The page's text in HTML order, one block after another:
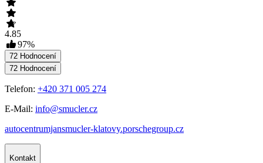
4.85
97%
72 Hodnocení
72 Hodnocení
Telefon: +420 371 005 274
E-Mail: info@smucler.cz
autocentrumjansmucler-klatovy.porschegroup.cz
Kontakt